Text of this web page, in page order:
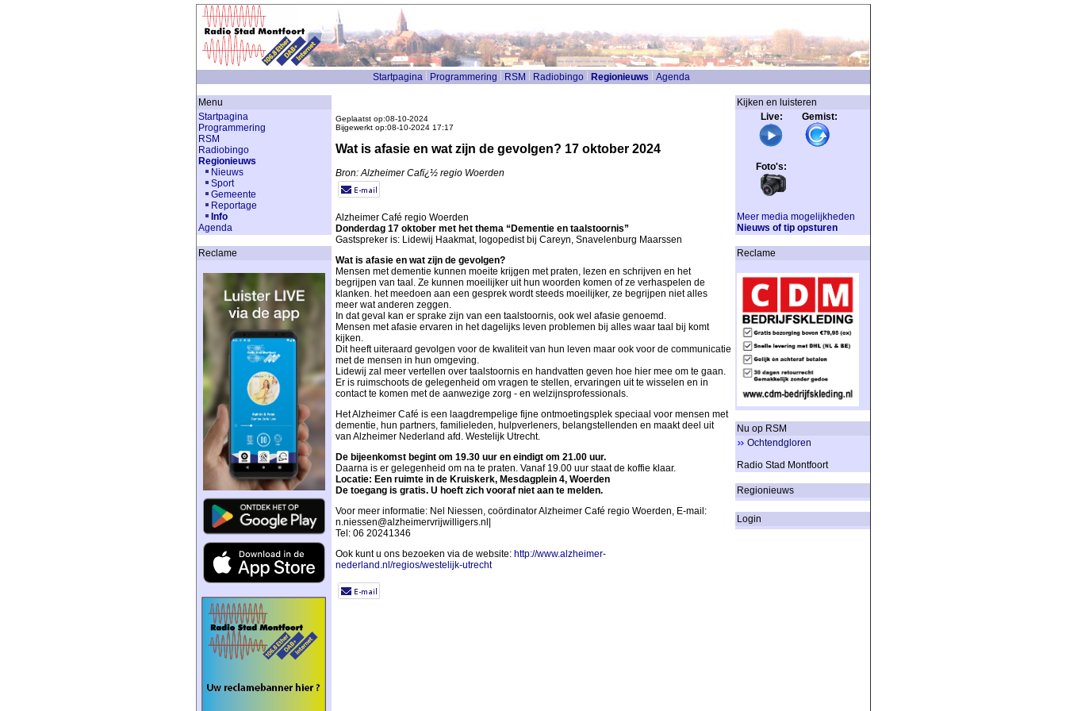
Startpagina Programmering RSM Radiobingo Regionieuws Agenda
Menu
Startpagina
Programmering
RSM
Radiobingo
Regionieuws
Nieuws
Sport
Gemeente
Reportage
Info
Agenda
Reclame
Geplaatst op:08-10-2024
Bijgewerkt op:08-10-2024 17:17
Wat is afasie en wat zijn de gevolgen? 17 oktober 2024
Bron: Alzheimer Cafï¿½ regio Woerden
Alzheimer Café regio Woerden
Donderdag 17 oktober met het thema “Dementie en taalstoornis”
Gastspreker is: Lidewij Haakmat, logopedist bij Careyn, Snavelenburg Maarssen
Wat is afasie en wat zijn de gevolgen?
Mensen met dementie kunnen moeite krijgen met praten, lezen en schrijven en het
begrijpen van taal. Ze kunnen moeilijker uit hun woorden komen of ze verhaspelen de
klanken. het meedoen aan een gesprek wordt steeds moeilijker, ze begrijpen niet alles
meer wat anderen zeggen.
In dat geval kan er sprake zijn van een taalstoornis, ook wel afasie genoemd.
Mensen met afasie ervaren in het dagelijks leven problemen bij alles waar taal bij komt
kijken.
Dit heeft uiteraard gevolgen voor de kwaliteit van hun leven maar ook voor de communicatie
met de mensen in hun omgeving.
Lidewij zal meer vertellen over taalstoornis en handvatten geven hoe hier mee om te gaan.
Er is ruimschoots de gelegenheid om vragen te stellen, ervaringen uit te wisselen en in
contact te komen met de aanwezige zorg - en welzijnsprofessionals.
Het Alzheimer Café is een laagdrempelige fijne ontmoetingsplek speciaal voor mensen met
dementie, hun partners, familieleden, hulpverleners, belangstellenden en maakt deel uit
van Alzheimer Nederland afd. Westelijk Utrecht.
De bijeenkomst begint om 19.30 uur en eindigt om 21.00 uur.
Daarna is er gelegenheid om na te praten. Vanaf 19.00 uur staat de koffie klaar.
Locatie: Een ruimte in de Kruiskerk, Mesdagplein 4, Woerden
De toegang is gratis. U hoeft zich vooraf niet aan te melden.
Voor meer informatie: Nel Niessen, coördinator Alzheimer Café regio Woerden, E-mail:
n.niessen@alzheimervrijwilligers.nl|
Tel: 06 20241346
Ook kunt u ons bezoeken via de website: http://www.alzheimer-
nederland.nl/regios/westelijk-utrecht
Kijken en luisteren
Live: Gemist:
Foto's:
Meer media mogelijkheden
Nieuws of tip opsturen
Reclame
Nu op RSM
Ochtendgloren
Radio Stad Montfoort
Regionieuws
Login